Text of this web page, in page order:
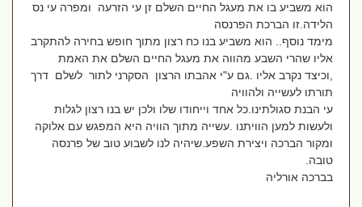
הוא משביע בו את מעגל החיים השלם זן עי הזרעה ומפרה עי נס
הלידה.זו הברכת הפרנסה
מימד נוסף.. הוא משביע בנו כח רצון מתוך חופש בחירה להתקרב
אליו שהרי השבע מהווה את מעגל החיים השלם את האמת
,וכיצד נקרב אליו .גם ע"י אהבתו הרצון הסקרני לתור לשלם דרך
תורתו לעשייה ולהוויה
עי הבנת סגולתינו.כל אחד וייחודו שלו ולכן יש בנו רצון לגלות
ולעשות למען הוויתנו .עשייה מתוך הוויה היא המפגש עם אלוקה
ומקור הברכה ויצירת השפע.שיהיה לנו לשבוע טוב של פרנסה
טובה.
בברכה אורליה